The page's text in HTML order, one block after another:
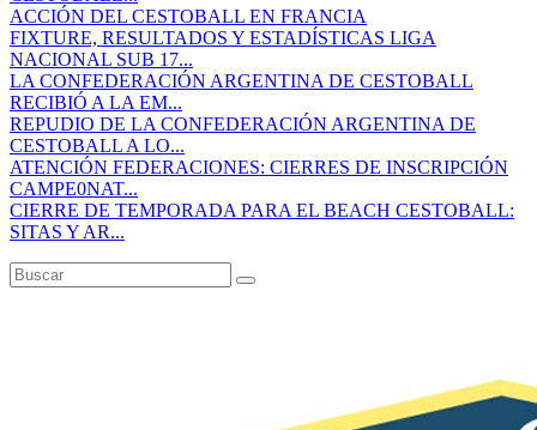
ACCIÓN DEL CESTOBALL EN FRANCIA
FIXTURE, RESULTADOS Y ESTADÍSTICAS LIGA
NACIONAL SUB 17...
LA CONFEDERACIÓN ARGENTINA DE CESTOBALL
RECIBIÓ A LA EM...
REPUDIO DE LA CONFEDERACIÓN ARGENTINA DE
CESTOBALL A LO...
ATENCIÓN FEDERACIONES: CIERRES DE INSCRIPCIÓN
CAMPE0NAT...
CIERRE DE TEMPORADA PARA EL BEACH CESTOBALL:
SITAS Y AR...